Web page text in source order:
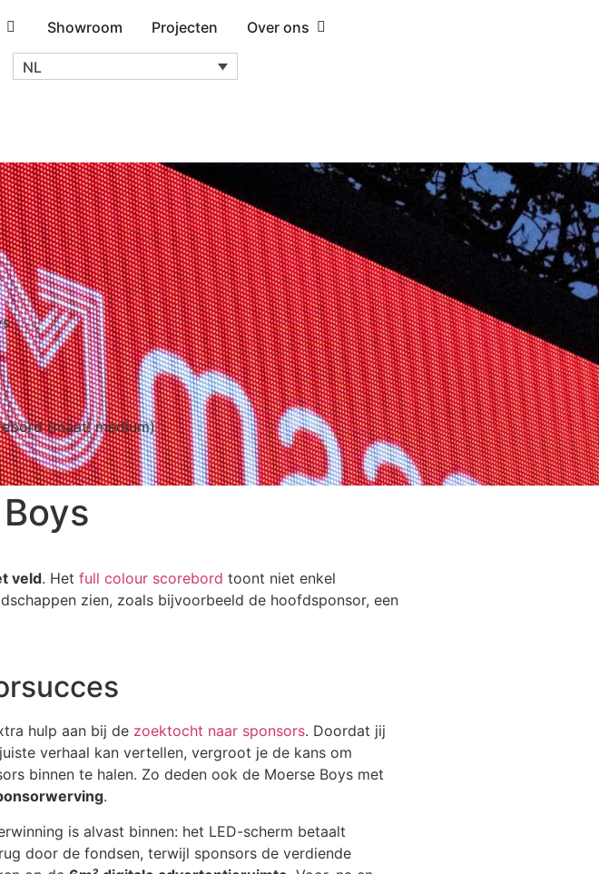
Showroom Projecten Over ons
NL
(maat: medium)
veld. Het full colour scorebord toont niet enkel
zien, zoals bijvoorbeeld de hoofdsponsor, een
hulp aan bij de zoektocht naar sponsors. Doordat jij
verhaal kan vertellen, vergroot je de kans om
binnen te halen. Zo deden ook de Moerse Boys met
.
is alvast binnen: het LED-scherm betaalt
door de fondsen, terwijl sponsors de verdiende